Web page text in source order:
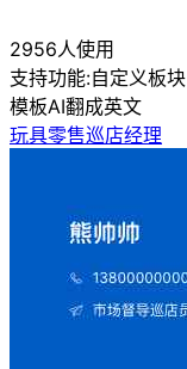
2956人使用
支持功能:自定义板块
模板AI翻成英文
玩具零售巡店经理